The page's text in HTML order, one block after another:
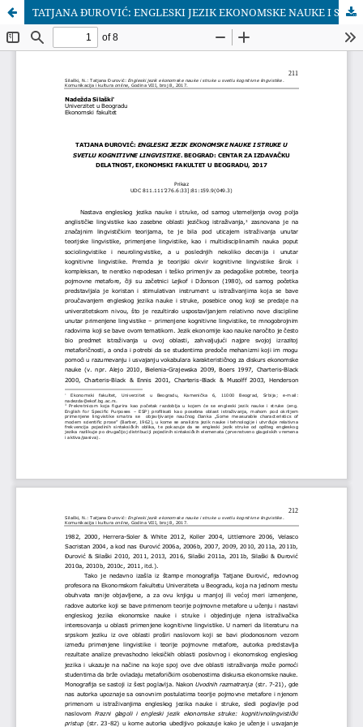
TATJANA ĐUROVIĆ: ENGLESKI JEZIK EKONOMSKE NAUKE I STRUKE U SVETLU KOGNITIVNE LINGVISTIKE. BEOGRAD: CENTAR ZA IZDAVAČKU DELATNOST, EKONOMSKI FAKULTET U BEOGRADU, 2017